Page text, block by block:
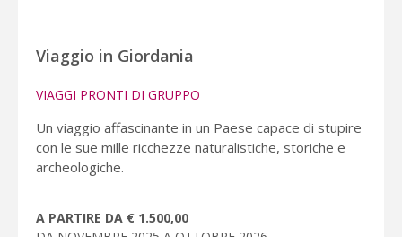
Viaggio in Giordania
VIAGGI PRONTI DI GRUPPO
Un viaggio affascinante in un Paese capace di stupire
con le sue mille ricchezze naturalistiche, storiche e
archeologiche.
A PARTIRE DA € 1.500,00